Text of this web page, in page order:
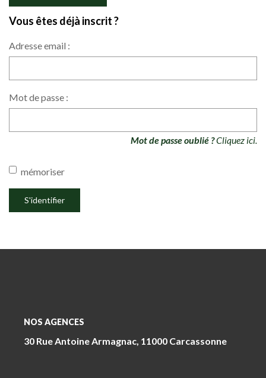
Vous êtes déjà inscrit ?
Adresse email :
Mot de passe :
Mot de passe oublié ?Cliquez ici.
mémoriser
S'identifier
NOS AGENCES
30 Rue Antoine Armagnac, 11000 Carcassonne